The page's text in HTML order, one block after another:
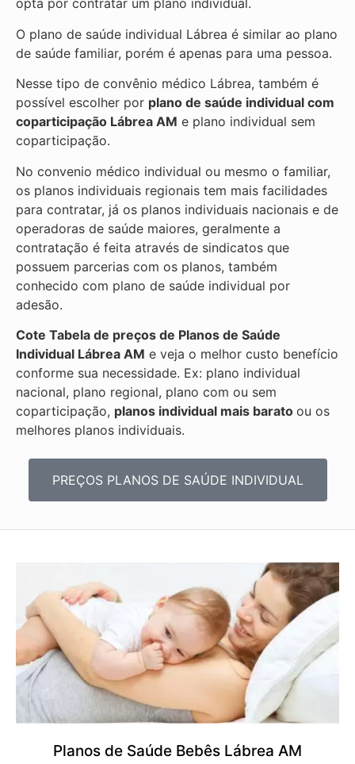
opta por contratar um plano individual.
O plano de saúde individual Lábrea é similar ao plano
de saúde familiar, porém é apenas para uma pessoa.
Nesse tipo de convênio médico Lábrea, também é
possível escolher por plano de saúde individual com
coparticipação Lábrea AM e plano individual sem
coparticipação.
No convenio médico individual ou mesmo o familiar,
os planos individuais regionais tem mais facilidades
para contratar, já os planos individuais nacionais e de
operadoras de saúde maiores, geralmente a
contratação é feita através de sindicatos que
possuem parcerias com os planos, também
conhecido com plano de saúde individual por
adesão.
Cote Tabela de preços de Planos de Saúde
Individual Lábrea AM e veja o melhor custo benefício
conforme sua necessidade. Ex: plano individual
nacional, plano regional, plano com ou sem
coparticipação, planos individual mais barato ou os
melhores planos individuais.
PREÇOS PLANOS DE SAÚDE INDIVIDUAL
Planos de Saúde Bebês Lábrea AM